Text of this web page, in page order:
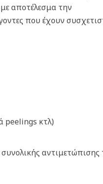
αποτέλεσμα την
που έχουν
peelings κτλ)
αντιμετώπισης